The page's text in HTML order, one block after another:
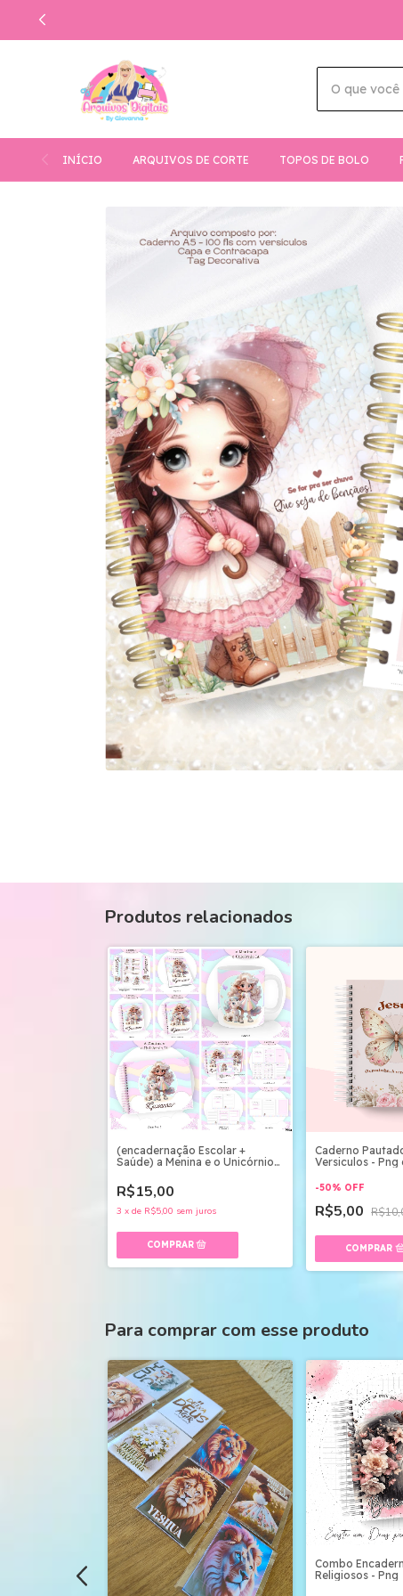
INÍCIO ARQUIVOS DE CORTE TOPOS DE BOLO
Produtos relacionados
(encadernação Escolar +
Saúde) a Menina e o Unicórnio
R$15,00
3 x de R$5,00 sem juros
Caderno
Versiculos - Png
-50% OFF
R$5,00
Para comprar com esse produto
Combo
Religiosos - Png